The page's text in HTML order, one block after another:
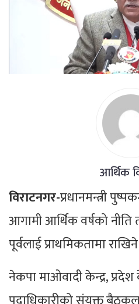
आर्थिक
विराटनगर-प्रधानमन्त्री
आगामी आर्थिक वर्षको
पूर्वलाई प्राथमिकतामा
नेकपा माओवादी केन्द्र, प्रदेश